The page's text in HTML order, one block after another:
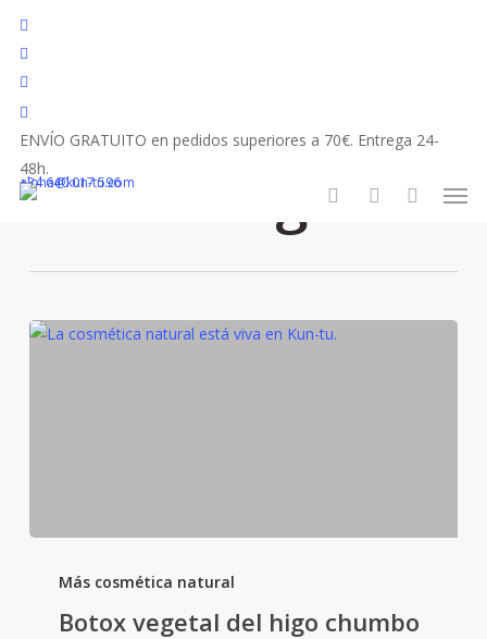
facebook
youtube
instagram
tiktok
ENVÍO GRATUITO en pedidos superiores a 70€. Entrega 24-
48h.
+34 640 017 596
aloha@kun-tu.com
Tag
botox vegetal
vegetalMás cosmética natural
Botox vegetal del higo chumbo